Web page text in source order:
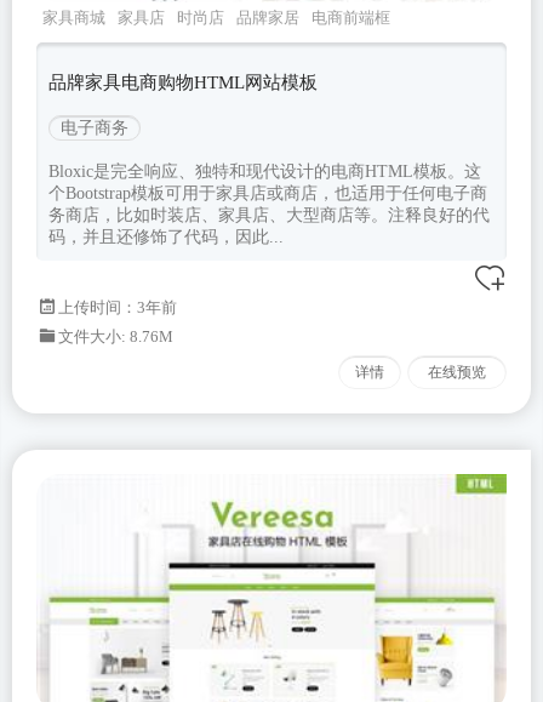
家具商城 家具店 时尚店 品牌家居
电商前端框
架
品牌家具电商购物HTML网站模板
电子商务
Bloxic是完全响应、独特和现代设计的电商HTML模板。这
个Bootstrap模板可用于家具店或商店，也适用于任何电子商
务商店，比如时装店、家具店、大型商店等。注释良好的代
码，并且还修饰了代码，因此...
上传时间：3年前
文件大小: 8.76M
详情 在线预览